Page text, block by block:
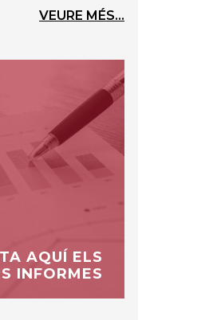
VEURE MÉS...
AQUÍ ELS
INFORMES